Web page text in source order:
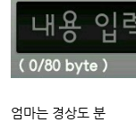
엄마는 경상도 분